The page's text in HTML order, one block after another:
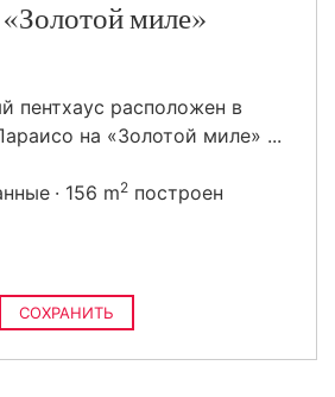
«Золотой миле»
пентхаус расположен в
на «Золотой миле» ...
156 m2 построен
СОХРАНИТЬ